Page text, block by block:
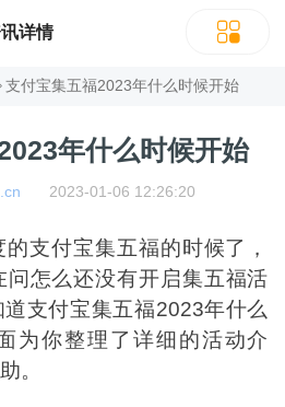
详情
支付宝集五福2023年什么时候开始
年什么时候开始
2023-01-06 12:26:20
支付宝集五福的时候了，
怎么还没有开启集五福活
支付宝集五福2023年什么
为你整理了详细的活动介
。